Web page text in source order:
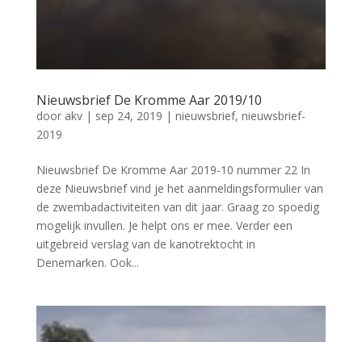
Nieuwsbrief De Kromme Aar 2019/10
door akv| sep 24, 2019 | nieuwsbrief, nieuwsbrief-
2019
Nieuwsbrief De Kromme Aar 2019-10 nummer 22 In
deze Nieuwsbrief vind je het aanmeldingsformulier van
de zwembadactiviteiten van dit jaar. Graag zo spoedig
mogelijk invullen. Je helpt ons er mee. Verder een
uitgebreid verslag van de kanotrektocht in
Denemarken. Ook...